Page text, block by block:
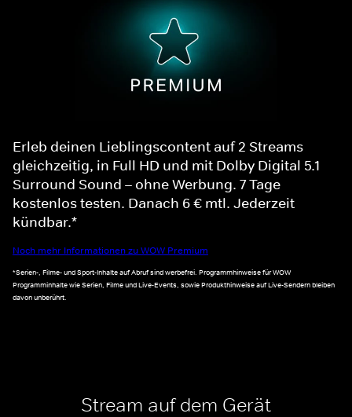
Erleb deinen Lieblingscontent auf 2 Streams
gleichzeitig, in Full HD und mit Dolby Digital 5.1
Surround Sound – ohne Werbung. 7 Tage
kostenlos testen. Danach 6 € mtl. Jederzeit
kündbar.*
Noch mehr Informationen zu WOW Premium
*Serien-, Filme- und Sport-Inhalte auf Abruf sind werbefrei. Programmhinweise für WOW
Programminhalte wie Serien, Filme und Live-Events, sowie Produkthinweise auf Live-Sendern bleiben
davon unberührt.
Stream auf dem Gerät